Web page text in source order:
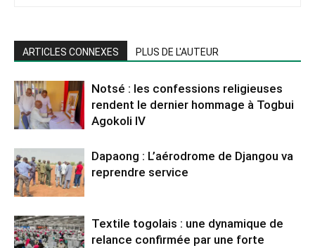
ARTICLES CONNEXES PLUS DE L'AUTEUR
Notsé : les confessions religieuses
rendent le dernier hommage à Togbui
Agokoli IV
Dapaong : L’aérodrome de Djangou va
reprendre service
Textile togolais : une dynamique de
relance confirmée par une forte